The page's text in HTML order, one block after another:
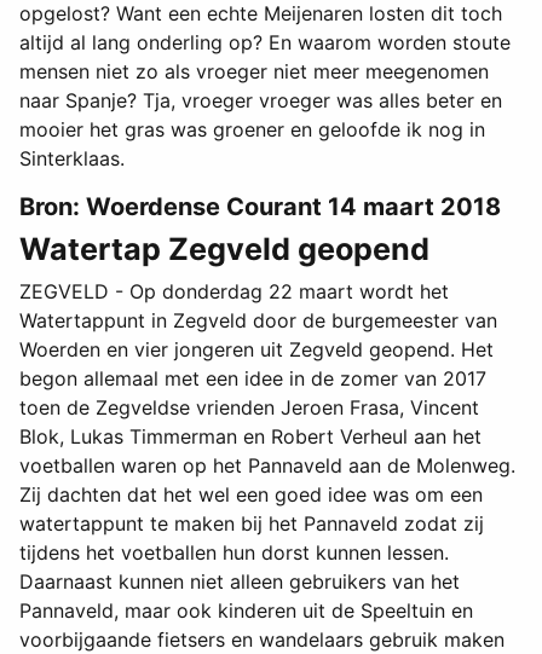
opgelost? Want een echte Meijenaren losten dit toch
altijd al lang onderling op? En waarom worden stoute
mensen niet zo als vroeger niet meer meegenomen
naar Spanje? Tja, vroeger vroeger was alles beter en
mooier het gras was groener en geloofde ik nog in
Sinterklaas.
Bron: Woerdense Courant 14 maart 2018
Watertap Zegveld geopend
ZEGVELD - Op donderdag 22 maart wordt het
Watertappunt in Zegveld door de burgemeester van
Woerden en vier jongeren uit Zegveld geopend. Het
begon allemaal met een idee in de zomer van 2017
toen de Zegveldse vrienden Jeroen Frasa, Vincent
Blok, Lukas Timmerman en Robert Verheul aan het
voetballen waren op het Pannaveld aan de Molenweg.
Zij dachten dat het wel een goed idee was om een
watertappunt te maken bij het Pannaveld zodat zij
tijdens het voetballen hun dorst kunnen lessen.
Daarnaast kunnen niet alleen gebruikers van het
Pannaveld, maar ook kinderen uit de Speeltuin en
voorbijgaande fietsers en wandelaars gebruik maken